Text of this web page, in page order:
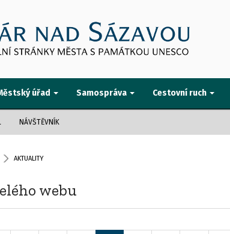
úřad Samospráva Cestovní ruch
NÁVŠTĚVNÍK
AKTUALITY
webu